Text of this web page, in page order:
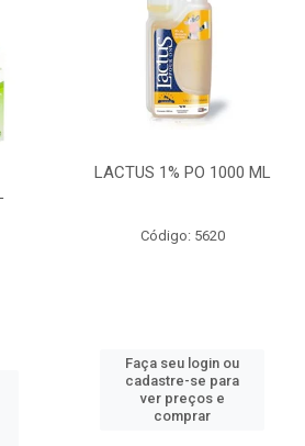
LACTUS 1% PO 1000 ML
Código: 5620
Faça seu login ou
cadastre-se para
ver preços e
comprar